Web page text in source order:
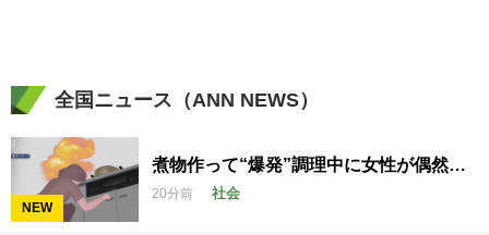
全国ニュース（ANN NEWS）
NEW
煮物作って“爆発”調理中に女性が偶然…
20分前 社会